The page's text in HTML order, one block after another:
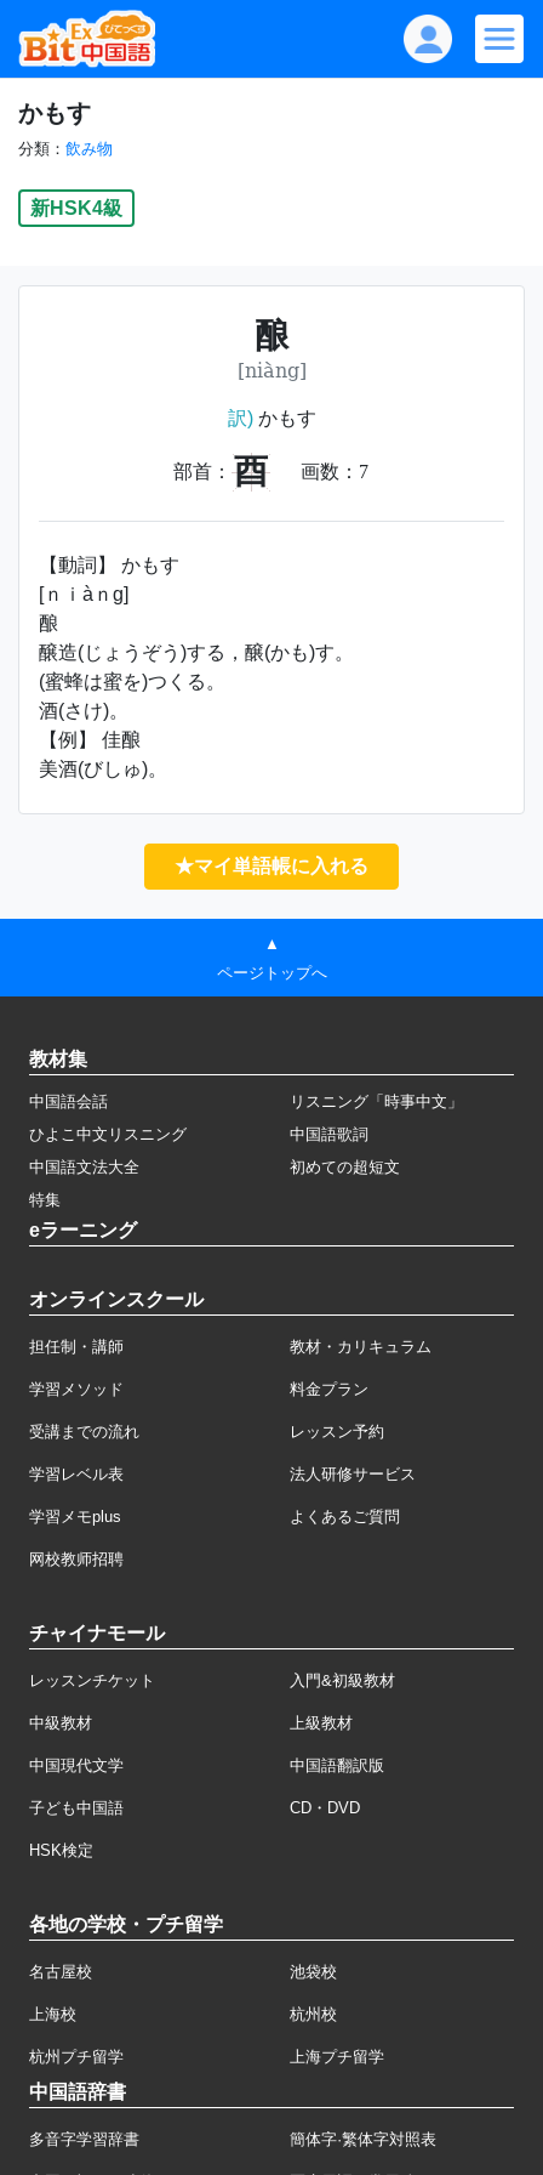
かもす
分類： 飲み物
新HSK4級
酿
[niàng]
訳)かもす
部首： 酉 画数： 7
【動詞】 かもす
[ｎｉàｎɡ]
酿
醸造(じょうぞう)する，醸(かも)す。
(蜜蜂は蜜を)つくる。
酒(さけ)。
【例】 佳酿
美酒(びしゅ)。
★マイ単語帳に入れる
▲
ページトップへ
教材集
中国語会話
リスニング「時事中文」
ひよこ中文リスニング
中国語歌詞
中国語文法大全
初めての超短文
特集
eラーニング
オンラインスクール
担任制・講師 教材・カリキュラム
学習メソッド 料金プラン
受講までの流れ レッスン予約
学習レベル表 法人研修サービス
学習メモplus よくあるご質問
网校教师招聘
チャイナモール
レッスンチケット 入門&初級教材
中級教材 上級教材
中国現代文学 中国語翻訳版
子ども中国語 CD・DVD
HSK検定
各地の学校・プチ留学
名古屋校 池袋校
上海校 杭州校
杭州プチ留学 上海プチ留学
中国語辞書
多音字学習辞書 簡体字·繁体字対照表